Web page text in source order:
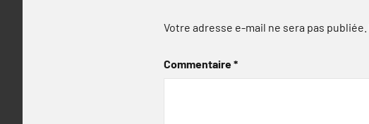
Votre adresse e-mail ne sera pas publiée.
Commentaire*